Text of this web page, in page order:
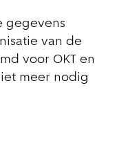
gegevens
van de
voor OKT en
meer nodig